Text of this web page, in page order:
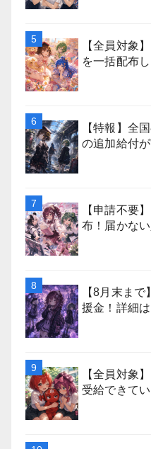
【全員対象
を一括配布し
【特報】全
の追加給付
【申請不要
布！届かな
【8月末ま
援金！詳細
【全員対象
受給できて